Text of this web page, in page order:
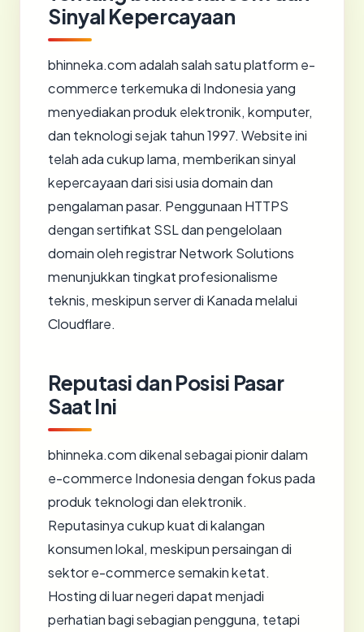
Sinyal Kepercayaan
bhinneka.com adalah salah satu platform e-
commerce terkemuka di Indonesia yang
menyediakan produk elektronik, komputer,
dan teknologi sejak tahun 1997. Website ini
telah ada cukup lama, memberikan sinyal
kepercayaan dari sisi usia domain dan
pengalaman pasar. Penggunaan HTTPS
dengan sertifikat SSL dan pengelolaan
domain oleh registrar Network Solutions
menunjukkan tingkat profesionalisme
teknis, meskipun server di Kanada melalui
Cloudflare.
Reputasi dan Posisi Pasar
Saat Ini
bhinneka.com dikenal sebagai pionir dalam
e-commerce Indonesia dengan fokus pada
produk teknologi dan elektronik.
Reputasinya cukup kuat di kalangan
konsumen lokal, meskipun persaingan di
sektor e-commerce semakin ketat.
Hosting di luar negeri dapat menjadi
perhatian bagi sebagian pengguna, tetapi